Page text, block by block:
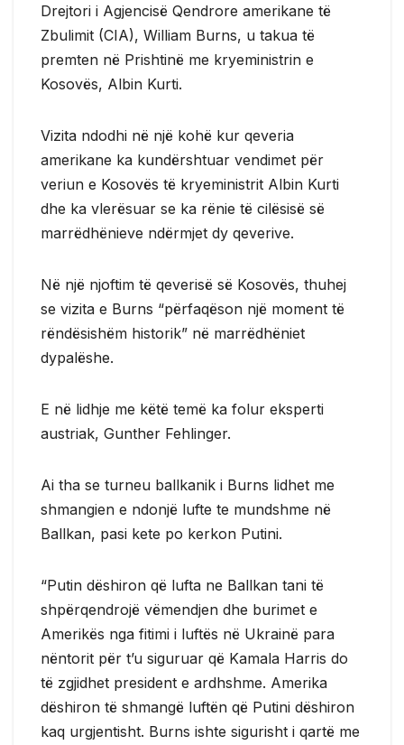
Drejtori i Agjencisë Qendrore amerikane të
Zbulimit (CIA), William Burns, u takua të
premten në Prishtinë me kryeministrin e
Kosovës, Albin Kurti.
Vizita ndodhi në një kohë kur qeveria
amerikane ka kundërshtuar vendimet për
veriun e Kosovës të kryeministrit Albin Kurti
dhe ka vlerësuar se ka rënie të cilësisë së
marrëdhënieve ndërmjet dy qeverive.
Në një njoftim të qeverisë së Kosovës, thuhej
se vizita e Burns “përfaqëson një moment të
rëndësishëm historik” në marrëdhëniet
dypalëshe.
E në lidhje me këtë temë ka folur eksperti
austriak, Gunther Fehlinger.
Ai tha se turneu ballkanik i Burns lidhet me
shmangien e ndonjë lufte te mundshme në
Ballkan, pasi kete po kerkon Putini.
“Putin dëshiron që lufta ne Ballkan tani të
shpërqendrojë vëmendjen dhe burimet e
Amerikës nga fitimi i luftës në Ukrainë para
nëntorit për t’u siguruar që Kamala Harris do
të zgjidhet president e ardhshme. Amerika
dëshiron të shmangë luftën që Putini dëshiron
kaq urgjentisht. Burns ishte sigurisht i qartë me